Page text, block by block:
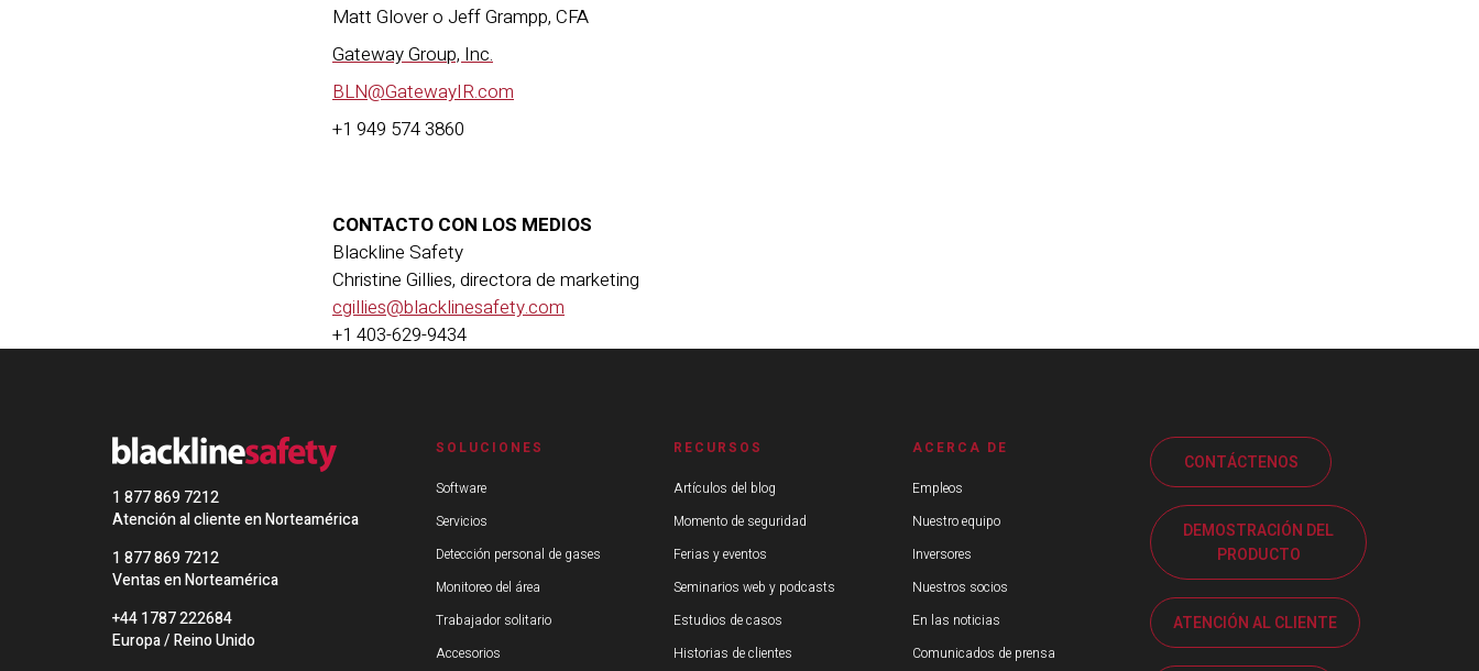
Matt Glover o Jeff Grampp, CFA
Gateway Group, Inc.
BLN@GatewayIR.com
+1 949 574 3860
CONTACTO CON LOS MEDIOS
Blackline Safety
Christine Gillies, directora de marketing
cgillies@blacklinesafety.com
+1 403-629-9434
1 877 869 7212
Atención al cliente en Norteamérica
1 877 869 7212
Ventas en Norteamérica
+44 1787 222684
Europa / Reino Unido
SOLUCIONES
Software
Servicios
Detección personal de gases
Monitoreo del área
Trabajador solitario
Accesorios
RECURSOS
Artículos del blog
Momento de seguridad
Ferias y eventos
Seminarios web y podcasts
Estudios de casos
Historias de clientes
ACERCA DE
Empleos
Nuestro equipo
Inversores
Nuestros socios
En las noticias
Comunicados de prensa
CONTÁCTENOS
DEMOSTRACIÓN DEL
PRODUCTO
ATENCIÓN AL CLIENTE